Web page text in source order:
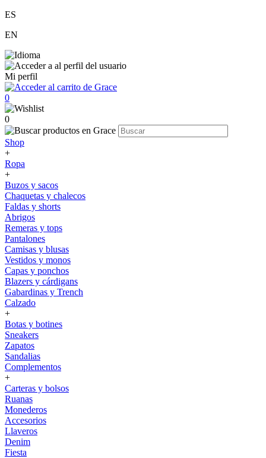
ES
EN
Mi perfil
0
0
Shop
+
Ropa
+
Buzos y sacos
Chaquetas y chalecos
Faldas y shorts
Abrigos
Remeras y tops
Pantalones
Camisas y blusas
Vestidos y monos
Capas y ponchos
Blazers y cárdigans
Gabardinas y Trench
Calzado
+
Botas y botines
Sneakers
Zapatos
Sandalias
Complementos
+
Carteras y bolsos
Ruanas
Monederos
Accesorios
Llaveros
Denim
Fiesta